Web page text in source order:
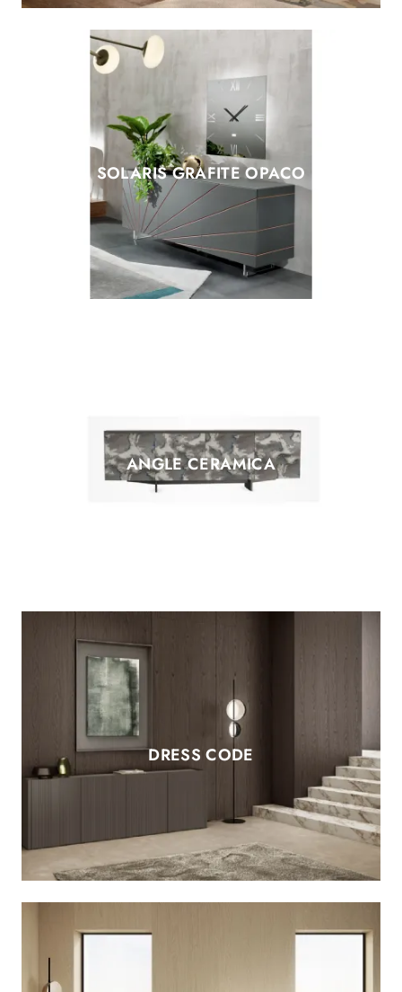
SOLARIS GRAFITE OPACO
ANGLE CERAMICA
DRESS CODE